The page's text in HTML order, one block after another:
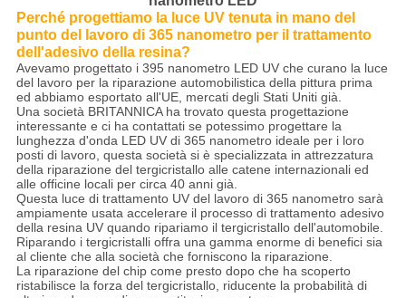
Perché progettiamo la luce UV tenuta in mano del
punto del lavoro di 365 nanometro per il trattamento
dell'adesivo della resina?
Avevamo progettato i 395 nanometro LED UV che curano la luce
del lavoro per la riparazione automobilistica della pittura prima
ed abbiamo esportato all'UE, mercati degli Stati Uniti già.
Una società BRITANNICA ha trovato questa progettazione
interessante e ci ha contattati se potessimo progettare la
lunghezza d'onda LED UV di 365 nanometro ideale per i loro
posti di lavoro, questa società si è specializzata in attrezzatura
della riparazione del tergicristallo alle catene internazionali ed
alle officine locali per circa 40 anni già.
Questa luce di trattamento UV del lavoro di 365 nanometro sarà
ampiamente usata accelerare il processo di trattamento adesivo
della resina UV quando ripariamo il tergicristallo dell'automobile.
Riparando i tergicristalli offra una gamma enorme di benefici sia
al cliente che alla società che forniscono la riparazione.
La riparazione del chip come presto dopo che ha scoperto
ristabilisce la forza del tergicristallo, riducente la probabilità di